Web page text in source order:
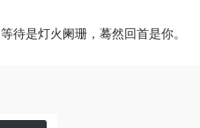
等待是灯火阑珊，蓦然回首是你。